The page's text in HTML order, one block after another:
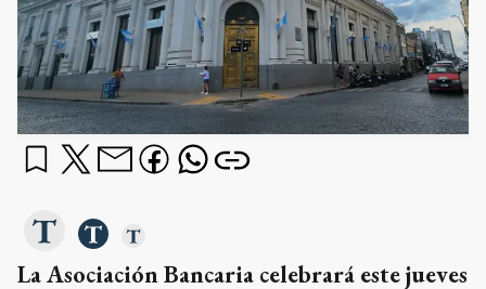
La Asociación Bancaria celebrará este jueves